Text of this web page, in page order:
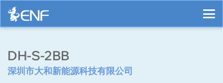
DH-S-2BB
深圳市大和新能源科技有限公司